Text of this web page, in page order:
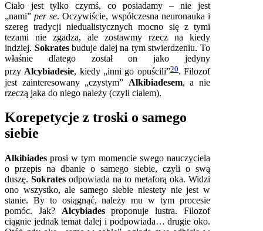
Ciało jest tylko czymś, co posiadamy – nie jest
„nami”per se. Oczywiście, współczesna neuronauka i
szereg tradycji niedualistycznych mocno się z tymi
tezami nie zgadza, ale zostawmy rzecz na kiedy
indziej. Sokratesbuduje dalej na tym stwierdzeniu. To
właśnie dlatego został on jako jedyny
przyAlcybiadesie, kiedy „inni go opuścili”20. Filozof
jest zainteresowany „czystym” Alkibiadesem, a nie
rzeczą jaka do niego należy (czyli ciałem).
Korepetycje z troski o samego
siebie
Alkibiadesprosi w tym momencie swego nauczyciela
o przepis na dbanie o samego siebie, czyli o swą
duszę. Sokrates odpowiada na to metaforą oka. Widzi
ono wszystko, ale samego siebie niestety nie jest w
stanie. By to osiągnąć, należy mu w tym procesie
pomóc. Jak? Alcybiadesproponuje lustra. Filozof
ciągnie jednak temat dalej i podpowiada… drugie oko.